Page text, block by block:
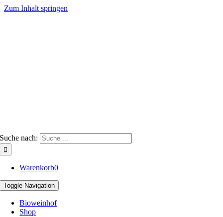
Zum Inhalt springen
Suche nach:
Warenkorb0
Toggle Navigation
Bioweinhof
Shop